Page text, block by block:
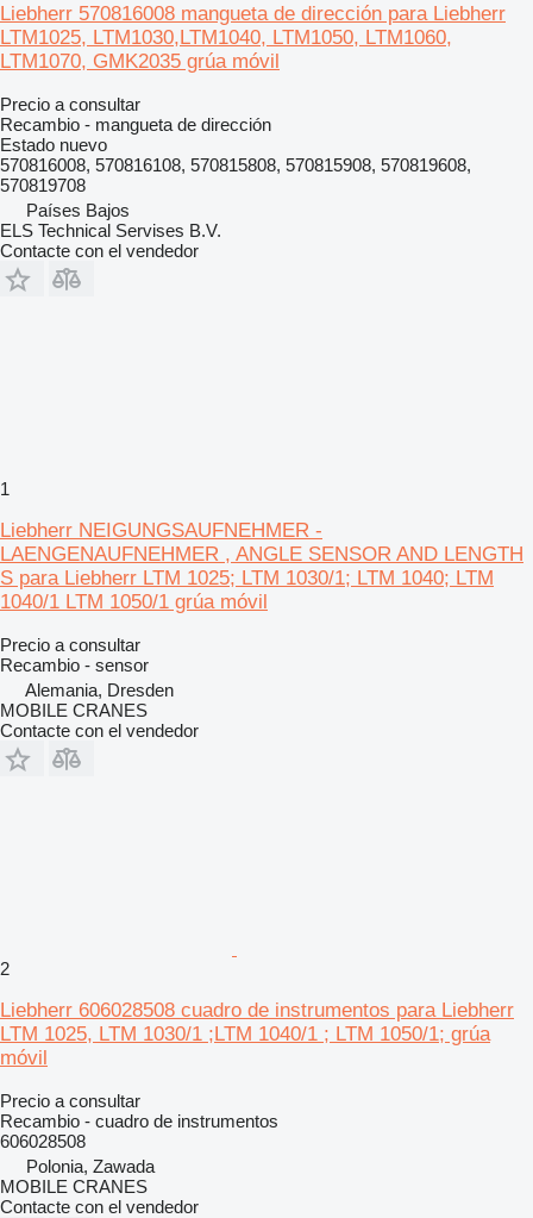
Liebherr 570816008 mangueta de dirección para Liebherr
LTM1025, LTM1030,LTM1040, LTM1050, LTM1060,
LTM1070, GMK2035 grúa móvil
Precio a consultar
Recambio - mangueta de dirección
Estado nuevo
570816008, 570816108, 570815808, 570815908, 570819608,
570819708
Países Bajos
ELS Technical Servises B.V.
Contacte con el vendedor
1
Liebherr NEIGUNGSAUFNEHMER -
LAENGENAUFNEHMER , ANGLE SENSOR AND LENGTH
S para Liebherr LTM 1025; LTM 1030/1; LTM 1040; LTM
1040/1 LTM 1050/1 grúa móvil
Precio a consultar
Recambio - sensor
Alemania, Dresden
MOBILE CRANES
Contacte con el vendedor
2
Liebherr 606028508 cuadro de instrumentos para Liebherr
LTM 1025, LTM 1030/1 ;LTM 1040/1 ; LTM 1050/1; grúa
móvil
Precio a consultar
Recambio - cuadro de instrumentos
606028508
Polonia, Zawada
MOBILE CRANES
Contacte con el vendedor